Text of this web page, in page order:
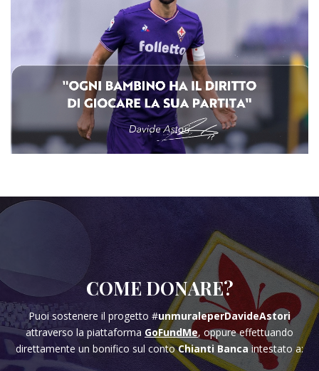
COME DONARE?
Puoi sostenere il progetto #unmuraleperDavideAstori
attraverso la piattaformaGoFundMe, oppure effettuando
direttamente un bonifico sul contoChianti Banca intestato a: